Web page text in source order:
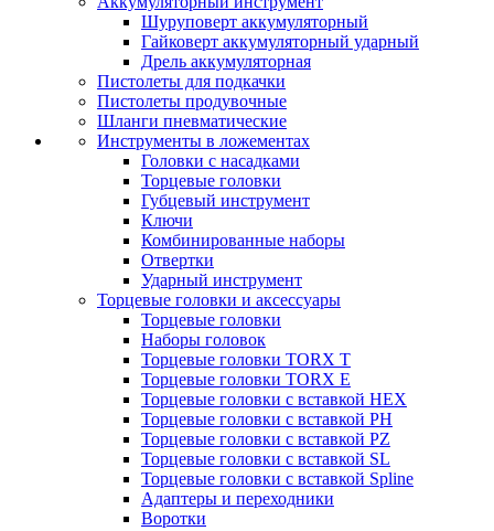
Шуруповерт аккумуляторный
Гайковерт аккумуляторный ударный
Дрель аккумуляторная
Пистолеты для подкачки
Пистолеты продувочные
Шланги пневматические
Инструменты в ложементах
Головки с насадками
Торцевые головки
Губцевый инструмент
Ключи
Комбинированные наборы
Отвертки
Ударный инструмент
Торцевые головки и аксессуары
Торцевые головки
Наборы головок
Торцевые головки TORX T
Торцевые головки TORX Е
Торцевые головки с вставкой HEX
Торцевые головки с вставкой PH
Торцевые головки с вставкой PZ
Торцевые головки с вставкой SL
Торцевые головки с вставкой Spline
Адаптеры и переходники
Воротки